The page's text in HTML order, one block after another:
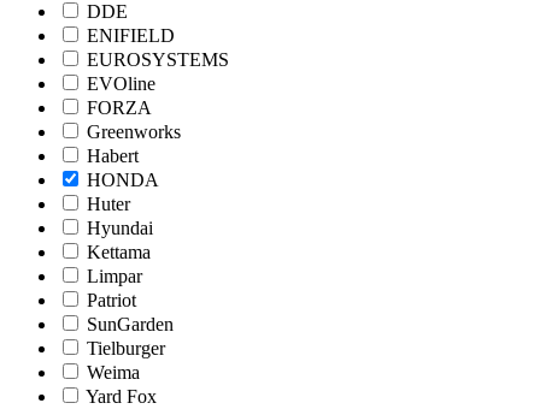
DDE
ENIFIELD
EUROSYSTEMS
EVOline
FORZA
Greenworks
Habert
HONDA
Huter
Hyundai
Kettama
Limpar
Patriot
SunGarden
Tielburger
Weima
Yard Fox